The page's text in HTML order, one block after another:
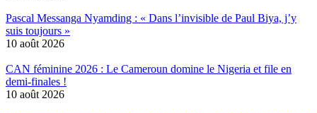
Pascal Messanga Nyamding : « Dans l’invisible de Paul Biya, j’y
suis toujours »
10 août 2026
CAN féminine 2026 : Le Cameroun domine le Nigeria et file en
demi-finales !
10 août 2026